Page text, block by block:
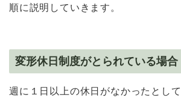
順に説明していきます。
変形休日制度がとられている場合
週に１日以上の休日がなかったとして